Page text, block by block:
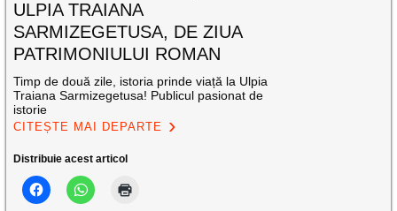
ULPIA TRAIANA
SARMIZEGETUSA, DE ZIUA
PATRIMONIULUI ROMAN
Timp de două zile, istoria prinde viață la Ulpia
Traiana Sarmizegetusa! Publicul pasionat de
istorie
CITEȘTE MAI DEPARTE
Distribuie acest articol